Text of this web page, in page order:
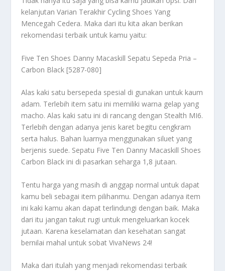
kelanjutanVarian Terakhir Cycling Shoes Yang
Mencegah Cedera. Maka dari itu kita akan berikan
rekomendasi terbaik untuk kamu yaitu:
Five Ten Shoes Danny Macaskill Sepatu Sepeda Pria –
Carbon Black [5287-080]
Alas kaki satu bersepeda spesial di gunakan untuk kaum
adam. Terlebih item satu ini memiliki warna gelap yang
macho. Alas kaki satu ini di rancang dengan Stealth MI6.
Terlebih dengan adanya jenis karet begitu cengkram
serta halus. Bahan luarnya menggunakan siluet yang
berjenis suede. Sepatu Five Ten Danny Macaskill Shoes
Carbon Black ini di pasarkan seharga 1,8 jutaan.
Tentu harga yang masih di anggap normal untuk dapat
kamu beli sebagai item pilihanmu. Dengan adanya item
ini kaki kamu akan dapat terlindungi dengan baik. Maka
dari itu jangan takut rugi untuk mengeluarkan kocek
jutaan. Karena keselamatan dan kesehatan sangat
bernilai mahal untuk sobat VivaNews 24!
Maka dari itulah yang menjadi rekomendasi terbaik